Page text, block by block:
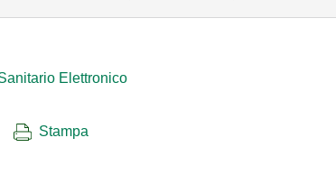
Elettronico
Stampa